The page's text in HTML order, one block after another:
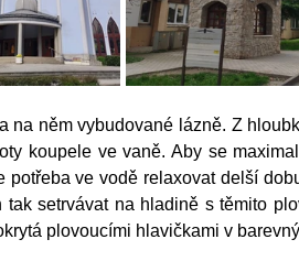
něm vybudované lázně. Z
koupele ve vaně. Aby se
ve vodě relaxovat delší
setrvávat na hladině s těmito
plovoucími hlavičkami v